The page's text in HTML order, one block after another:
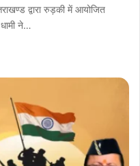
द्वारा रुड़की में आयोजित
ने…